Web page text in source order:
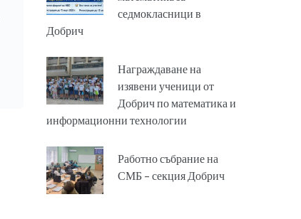
седмокласници в
Добрич
Награждаване на
изявени ученици от
Добрич по математика и
информационни технологии
Работно събрание на
СМБ – секция Добрич